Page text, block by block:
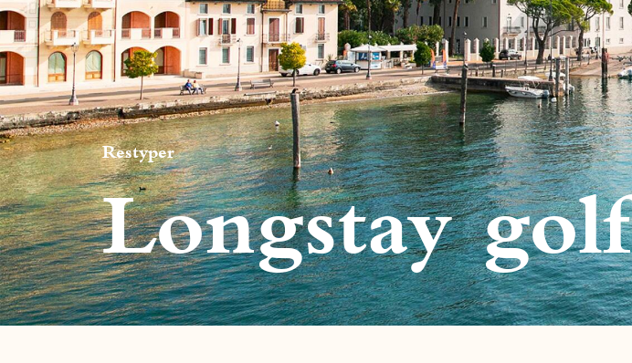
Restyper
Longstay golf